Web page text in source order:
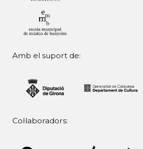
Amb el suport de:
Col·laboradors: